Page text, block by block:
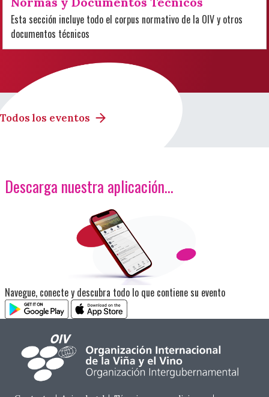
Esta sección incluye todo el corpus normativo de la OIV y otros
documentos técnicos
Todos los eventos
Descarga nuestra aplicación…
<p>Imagen</p>
Navegue, conecte y descubra todo lo que contiene su evento